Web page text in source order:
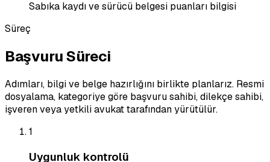
Sabıka kaydı ve sürücü belgesi puanları bilgisi
Süreç
Başvuru Süreci
Adımları, bilgi ve belge hazırlığını birlikte planlarız. Resmi
dosyalama, kategoriye göre başvuru sahibi, dilekçe sahibi,
işveren veya yetkili avukat tarafından yürütülür.
1
Uygunluk kontrolü